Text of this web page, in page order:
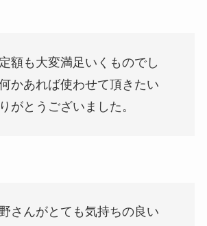
額も大変満足いくものでし
かあれば使わせて頂きたい
がとうございました。
さんがとても気持ちの良い